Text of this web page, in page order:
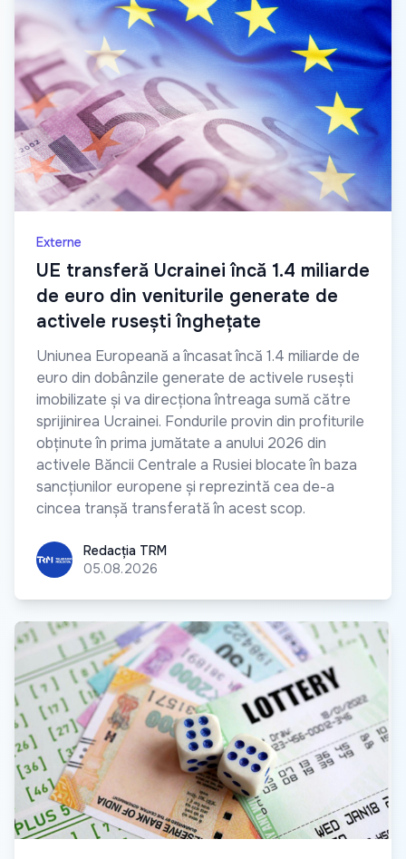
Externe
UE transferă Ucrainei încă 1.4 miliarde
de euro din veniturile generate de
activele rusești înghețate
Uniunea Europeană a încasat încă 1.4 miliarde de
euro din dobânzile generate de activele rusești
imobilizate și va direcționa întreaga sumă către
sprijinirea Ucrainei. Fondurile provin din profiturile
obținute în prima jumătate a anului 2026 din
activele Băncii Centrale a Rusiei blocate în baza
sancțiunilor europene și reprezintă cea de-a
cincea tranșă transferată în acest scop.
Redacția TRM
Redacția TRM
05.08.2026